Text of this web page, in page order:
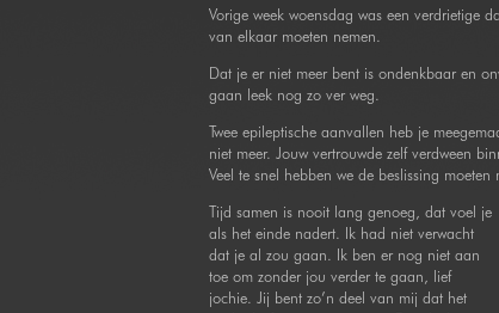
Vorige week woensdag was een verdrietige
van elkaar moeten nemen.
Dat je er niet meer bent is ondenkbaar en
gaan leek nog zo ver weg.
Twee epileptische aanvallen heb je
niet meer. Jouw vertrouwde zelf verdween
Veel te snel hebben we de beslissing
Tijd samen is nooit lang genoeg, dat voel je
als het einde nadert. Ik had niet verwacht
dat je al zou gaan. Ik ben er nog niet aan
toe om zonder jou verder te gaan, lief
jochie. Jij bent zo’n deel van mij dat het